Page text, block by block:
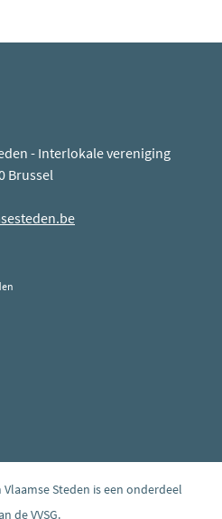
- Interlokale vereniging
Brussel
Steden is een onderdeel
de VVSG.